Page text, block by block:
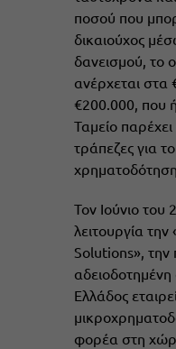
ποσού που
δικαιούχος
δανεισμού, το
ανέρχεται
€200.000, που
Ταμείο
τράπεζες για
Τον Ιούνιο
λειτουργία
Solutions»,
Ελλάδος
φορέα στη